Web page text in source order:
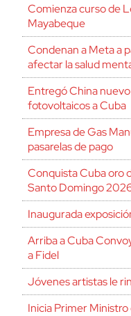
Comienza curso de
Mayabeque
Condenan a Meta a
afectar la salud
Entregó China
fotovoltaicos a Cuba
Empresa de Gas
pasarelas de pago
Conquista Cuba oro
Santo Domingo
Inaugurada
Arriba a Cuba
a Fidel
Jóvenes artistas le
Inicia Primer